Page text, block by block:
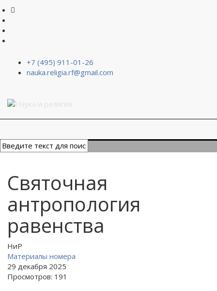
+7 (495) 911-01-26
nauka.religia.rf@gmail.com
Святочная
антропология
равенства
НиР
Материалы номера
29 декабря 2025
Просмотров: 191